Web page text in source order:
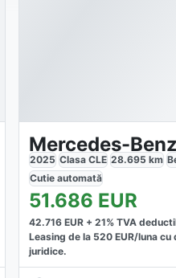
Mercedes-
2025 Clasa CLE 28.695 km
Cutieautomată
51.686 EUR
42.716 EUR +21% TVA
Leasing de la 520 EUR/luna cu
juridice.